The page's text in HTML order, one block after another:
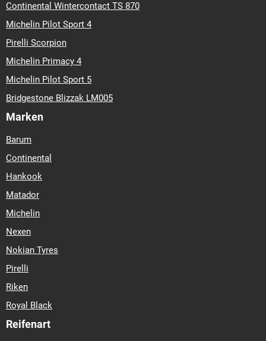
Continental Wintercontact TS 870
Michelin Pilot Sport 4
Pirelli Scorpion
Michelin Primacy 4
Michelin Pilot Sport 5
Bridgestone Blizzak LM005
Marken
Barum
Continental
Hankook
Matador
Michelin
Nexen
Nokian Tyres
Pirelli
Riken
Royal Black
Reifenart